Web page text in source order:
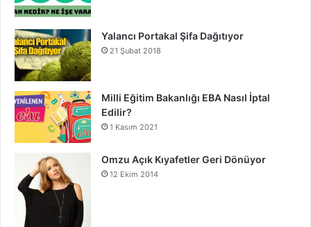
Yalancı Portakal Şifa Dağıtıyor
21 Şubat 2018
Milli Eğitim Bakanlığı EBA Nasıl İptal
Edilir?
1 Kasım 2021
Omzu Açık Kıyafetler Geri Dönüyor
12 Ekim 2014